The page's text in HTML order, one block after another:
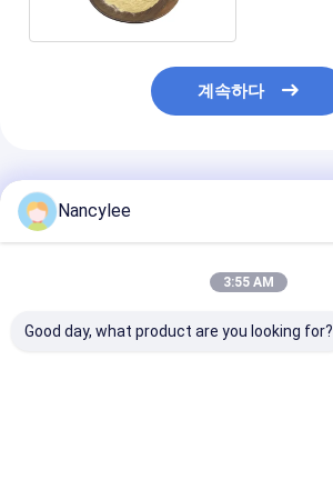
계속하다
추천된 제품
Nancylee
3:55 AM
Good day, what product are you looking for?